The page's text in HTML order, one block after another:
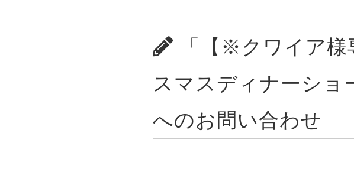
「【※クワイア様
スマスディナーショ
へのお問い合わせ